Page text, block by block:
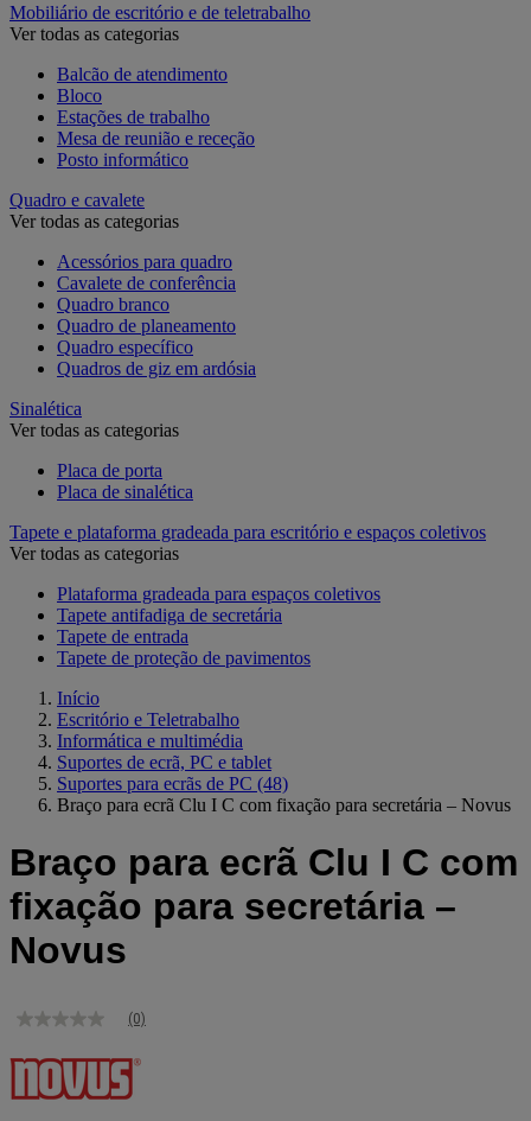
Mobiliário de escritório e de teletrabalho
Ver todas as categorias
Balcão de atendimento
Bloco
Estações de trabalho
Mesa de reunião e receção
Posto informático
Quadro e cavalete
Ver todas as categorias
Acessórios para quadro
Cavalete de conferência
Quadro branco
Quadro de planeamento
Quadro específico
Quadros de giz em ardósia
Sinalética
Ver todas as categorias
Placa de porta
Placa de sinalética
Tapete e plataforma gradeada para escritório e espaços coletivos
Ver todas as categorias
Plataforma gradeada para espaços coletivos
Tapete antifadiga de secretária
Tapete de entrada
Tapete de proteção de pavimentos
Início
Escritório e Teletrabalho
Informática e multimédia
Suportes de ecrã, PC e tablet
Suportes para ecrãs de PC (48)
Braço para ecrã Clu I C com fixação para secretária – Novus
Braço para ecrã Clu I C com
fixação para secretária –
Novus
Sem
de
classificação
Link
(0)